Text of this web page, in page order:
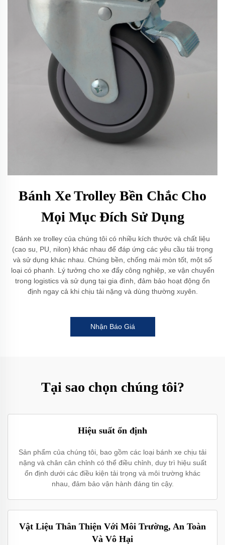
Bánh Xe Trolley Bền Chắc Cho
Mọi Mục Đích Sử Dụng
Bánh xe trolley của chúng tôi có nhiều kích thước và chất liệu
(cao su, PU, nilon) khác nhau để đáp ứng các yêu cầu tải trọng
và sử dụng khác nhau. Chúng bền, chống mài mòn tốt, một số
loại có phanh. Lý tưởng cho xe đẩy công nghiệp, xe vận chuyển
trong logistics và sử dụng tại gia đình, đảm bảo hoạt động ổn
định ngay cả khi chịu tải nặng và dùng thường xuyên.
Nhận Báo Giá
Tại sao chọn chúng tôi?
Hiệu suất ổn định
Sản phẩm của chúng tôi, bao gồm các loại bánh xe chịu tải
nặng và chân cân chỉnh có thể điều chỉnh, duy trì hiệu suất
ổn định dưới các điều kiện tải trọng và môi trường khác
nhau, đảm bảo vận hành đáng tin cậy.
Vật Liệu Thân Thiện Với Môi Trường, An Toàn
Và Vô Hại